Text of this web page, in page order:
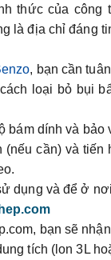
thức của
là địa chỉ đáng
, bạn cần
loại bỏ bụi
bám dính và bảo
cần) và
dụng và để ở
, bạn sẽ
tích (lon 3L